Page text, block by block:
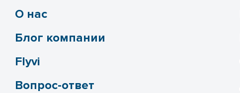
О нас
Блог компании
Flyvi
Вопрос-ответ